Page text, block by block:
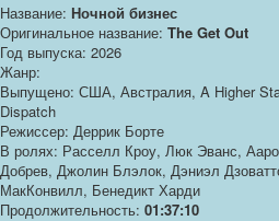
Название: Ночной бизнес
Оригинальное название: The Get Out
Год выпуска: 2026
Жанр:
Выпущено: США, Австралия, A Higher
Dispatch
Режиссер: Деррик Борте
В ролях: Расселл Кроу, Люк Эванс,
Добрев, Джолин Блэлок, Дэниэл
МакКонвилл, Бенедикт Харди
Продолжительность: 01:37:10